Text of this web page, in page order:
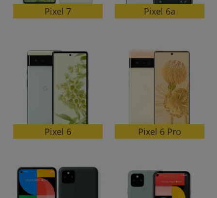
Pixel 7 Pixel 6a
Pixel 6 Pixel 6 Pro